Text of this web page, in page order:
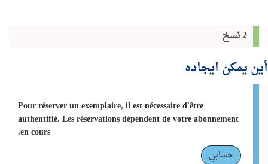
2 نسخ
أين يمكن ايجاده
Pour réserver un exemplaire, il est nécessaire d'être
authentifié. Les réservations dépendent de votre abonnement
en cours.
حسابي